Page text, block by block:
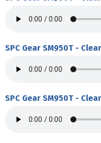
SPC Gear SM950T -
SPC Gear SM950T -